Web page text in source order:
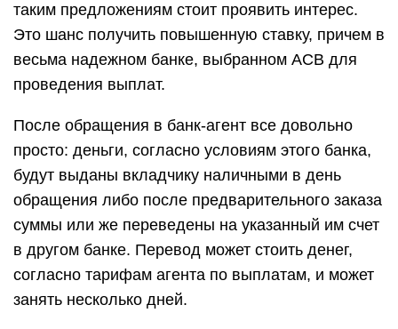
таким предложениям стоит проявить интерес.
Это шанс получить повышенную ставку, причем в
весьма надежном банке, выбранном АСВ для
проведения выплат.
После обращения в банк-агент все довольно
просто: деньги, согласно условиям этого банка,
будут выданы вкладчику наличными в день
обращения либо после предварительного заказа
суммы или же переведены на указанный им счет
в другом банке. Перевод может стоить денег,
согласно тарифам агента по выплатам, и может
занять несколько дней.